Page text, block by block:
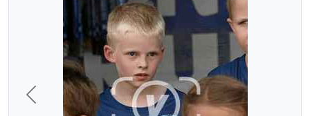
Previous